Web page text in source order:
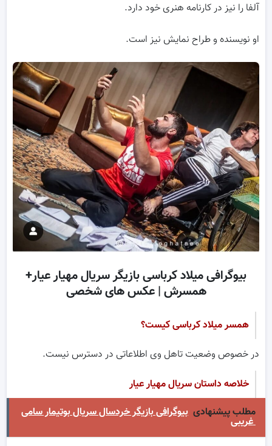
آلفا را نیز در کارنامه هنری خود دارد.
او نویسنده و طراح نمایش نیز است.
بیوگرافی میلاد کرباسی بازیگر سریال مهیار عیار+
همسرش | عکس های شخصی
همسر میلاد کرباسی کیست؟
در خصوص وضعیت تاهل وی اطلاعاتی در دسترس نیست.
خلاصه داستان سریال مهیار عیار
مطلب پیشنهادی بیوگرافی بازیگر خردسال سریال بوتیمار سامی
غریبی